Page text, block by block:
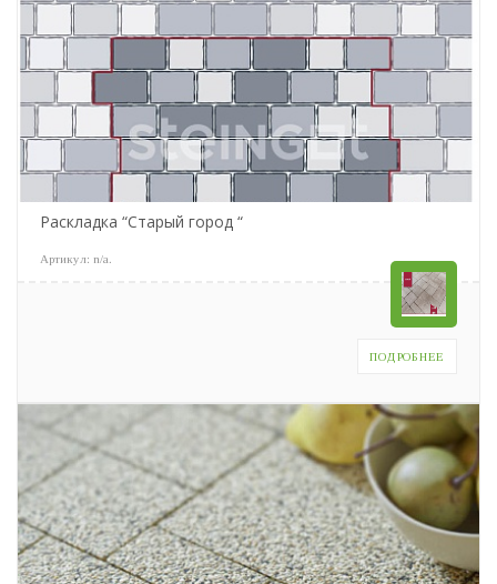
Раскладка “Старый город “
Артикул: n/a
ПОДРОБНЕЕ